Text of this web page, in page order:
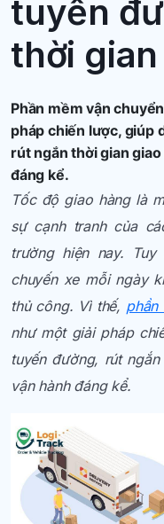
tuyến
thời
Phần mềm vận
pháp chiến lược, giúp
rút ngắn thời gian
đáng kể.
Tốc độ giao hàng là
sự cạnh tranh của
trường hiện nay.
chuyến xe mỗi ngày
thủ công. Vì thế, phần
như một giải pháp
tuyến đường, rút
vận hành đáng kể.